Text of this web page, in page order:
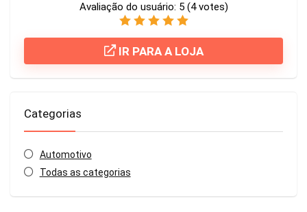
Avaliação do usuário: 5 (4votes)
IR PARA A LOJA
Categorias
Automotivo
Todas as categorias